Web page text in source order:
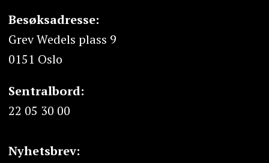
Besøksadresse:
Grev Wedels plass 9
0151 Oslo
Sentralbord:
22 05 30 00
Nyhetsbrev: